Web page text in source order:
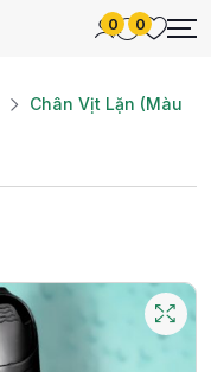
0 0
Chân Vịt Lặn (Màu